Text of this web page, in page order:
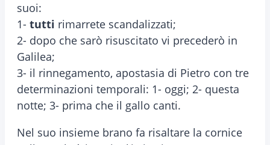
suoi:
1- tutti rimarrete scandalizzati;
2- dopo che sarò risuscitato vi precederò in
Galilea;
3- il rinnegamento, apostasia di Pietro con tre
determinazioni temporali: 1- oggi; 2- questa
notte; 3- prima che il gallo canti.
Nel suo insieme brano fa risaltare la cornice